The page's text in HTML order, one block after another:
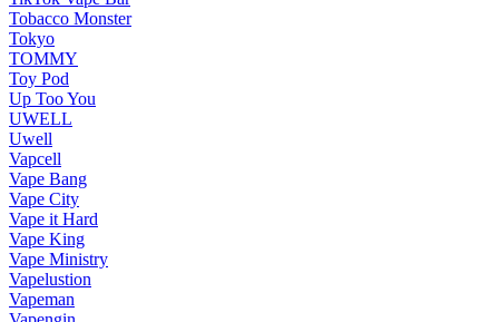
Tobacco Monster
Tokyo
TOMMY
Toy Pod
Up Too You
UWELL
Uwell
Vapcell
Vape Bang
Vape City
Vape it Hard
Vape King
Vape Ministry
Vapelustion
Vapeman